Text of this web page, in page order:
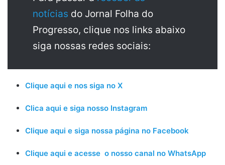
notícias do Jornal Folha do
Progresso, clique nos links abaixo
siga nossas redes sociais:
Clique aqui e nos siga no X
Clica aqui e siga nosso Instagram
Clique aqui e siga nossa página no Facebook
Clique aqui e acesse o nosso canal no WhatsApp